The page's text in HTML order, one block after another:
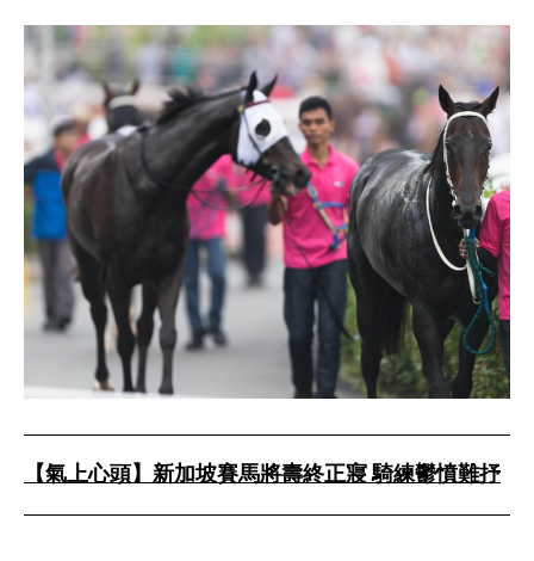
【氣上心頭】新加坡賽馬將壽終正寢 騎練鬱憤難抒